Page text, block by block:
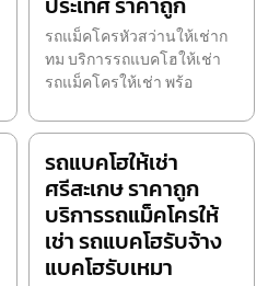
รถแม็คโครหัวสว่านให้เช่าก
ทม บริการรถแบคโฮให้เช่า
รถแม็คโครให้เช่า พร้อ
รถแบคโฮให้เช่า
ศรีสะเกษ ราคาถูก
บริการรถแม็คโครให้
เช่า รถแบคโฮรับจ้าง
แบคโฮรับเหมา